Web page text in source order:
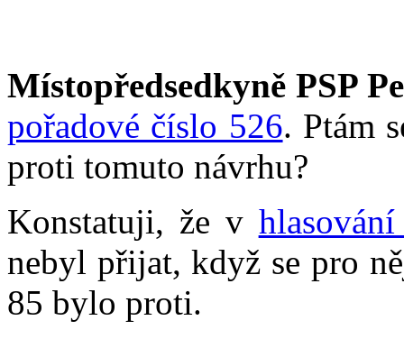
Místopředsedkyně PSP
pořadové číslo 526. Ptám
proti tomuto návrhu?
Konstatuji, že v
nebyl přijat, když se pro
85 bylo proti.